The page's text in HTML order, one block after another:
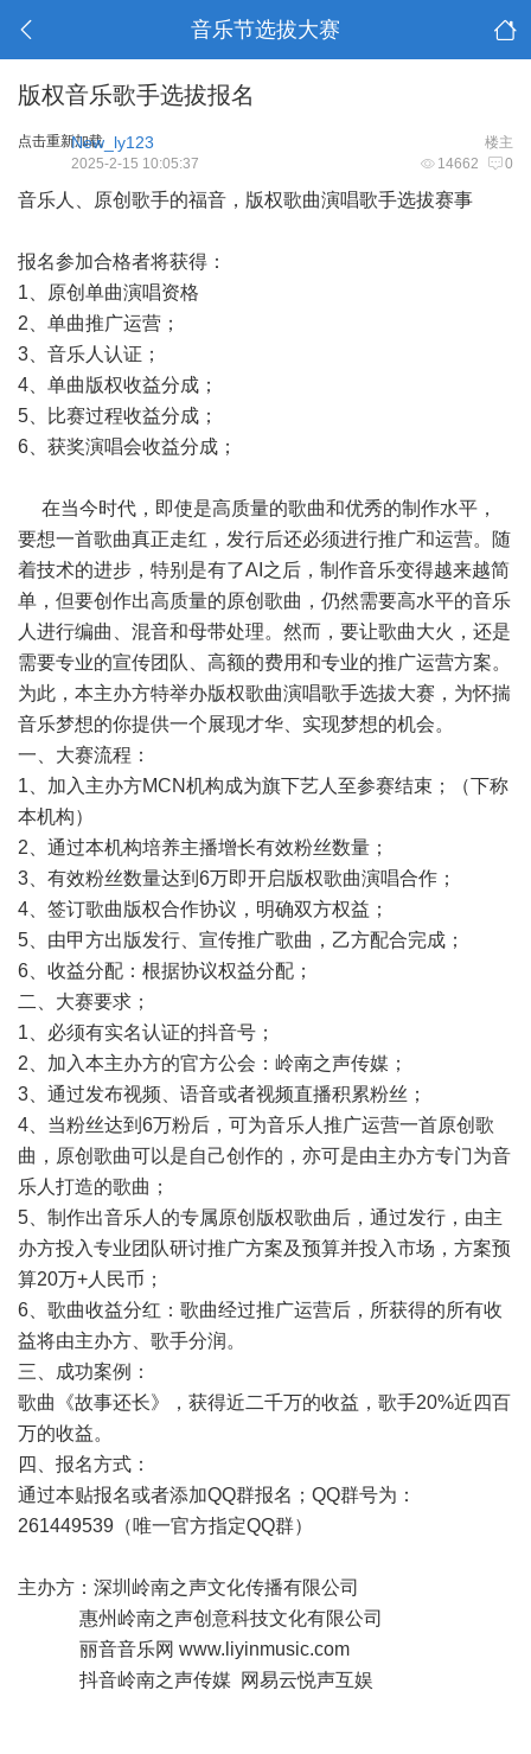
音乐节选拔大赛
版权音乐歌手选拔报名
点击重新加载 楼主
New_ly123
14662 0
2025-2-15 10:05:37
音乐人、原创歌手的福音，版权歌曲演唱歌手选拔赛事
报名参加合格者将获得：
1、原创单曲演唱资格
2、单曲推广运营；
3、音乐人认证；
4、单曲版权收益分成；
5、比赛过程收益分成；
6、获奖演唱会收益分成；
在当今时代，即使是高质量的歌曲和优秀的制作水平，
要想一首歌曲真正走红，发行后还必须进行推广和运营。随
着技术的进步，特别是有了AI之后，制作音乐变得越来越简
单，但要创作出高质量的原创歌曲，仍然需要高水平的音乐
人进行编曲、混音和母带处理。然而，要让歌曲大火，还是
需要专业的宣传团队、高额的费用和专业的推广运营方案。
为此，本主办方特举办版权歌曲演唱歌手选拔大赛，为怀揣
音乐梦想的你提供一个展现才华、实现梦想的机会。
一、大赛流程：
1、加入主办方MCN机构成为旗下艺人至参赛结束；（下称
本机构）
2、通过本机构培养主播增长有效粉丝数量；
3、有效粉丝数量达到6万即开启版权歌曲演唱合作；
4、签订歌曲版权合作协议，明确双方权益；
5、由甲方出版发行、宣传推广歌曲，乙方配合完成；
6、收益分配：根据协议权益分配；
二、大赛要求；
1、必须有实名认证的抖音号；
2、加入本主办方的官方公会：岭南之声传媒；
3、通过发布视频、语音或者视频直播积累粉丝；
4、当粉丝达到6万粉后，可为音乐人推广运营一首原创歌
曲，原创歌曲可以是自己创作的，亦可是由主办方专门为音
乐人打造的歌曲；
5、制作出音乐人的专属原创版权歌曲后，通过发行，由主
办方投入专业团队研讨推广方案及预算并投入市场，方案预
算20万+人民币；
6、歌曲收益分红：歌曲经过推广运营后，所获得的所有收
益将由主办方、歌手分润。
三、成功案例：
歌曲《故事还长》，获得近二千万的收益，歌手20%近四百
万的收益。
四、报名方式：
通过本贴报名或者添加QQ群报名；QQ群号为：
261449539（唯一官方指定QQ群）
主办方：深圳岭南之声文化传播有限公司
惠州岭南之声创意科技文化有限公司
丽音音乐网 www.liyinmusic.com
抖音岭南之声传媒 网易云悦声互娱